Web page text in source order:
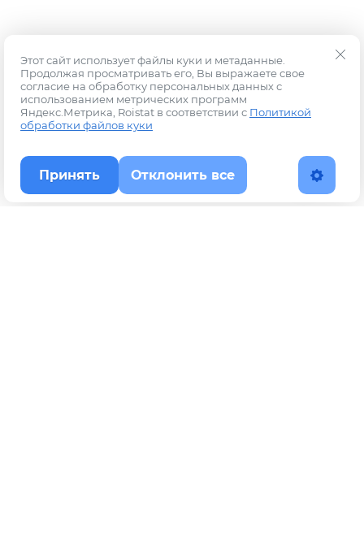
Этот сайт использует файлы куки и метаданные.
Продолжая просматривать его, Вы выражаете свое
согласие на обработку персональных данных с
использованием метрических программ
Яндекс.Метрика, Roistat в соответствии с Политикой
обработки файлов куки
Принять Отклонить все